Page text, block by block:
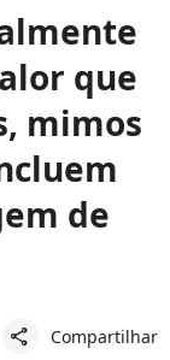
que
mimos
de
share Compartilhar